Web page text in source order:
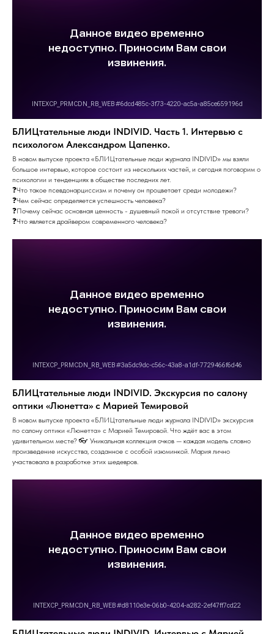
БЛИЦтательные люди INDIVID. Часть 1. Интервью с
психологом Александром Цапенко.
В новом выпуске проекта «БЛИЦтательные люди журнала INDIVID» мы взяли
большое интервью, которое состоит из нескольких частей, и сегодня поговорим о
психологии и тенденциях в обществе последних лет.
❓Что такое псевдонарциссизм и почему он процветает среди молодежи?
❓Чем сейчас определяется успешность человека?
❓Почему сейчас основная ценность - душевный покой и отсутствие тревоги?
❓Что является драйвером современного человека?
БЛИЦтательные люди INDIVID. Экскурсия по салону
оптики «Люнетта» с Марией Темировой
В новом выпуске проекта «БЛИЦтательные люди журнала INDIVID» экскурсия
по салону оптики «Люнетта» с Марией Темировой. Что ждёт вас в этом
удивительном месте? 👓 Уникальная коллекция очков — каждая модель словно
произведение искусства, созданное с особой изюминкой. Мария лично
участвовала в разработке этих шедевров.